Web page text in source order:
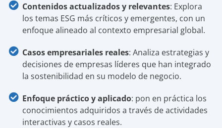
Contenidos actualizados y relevantes: Explora
los temas ESG más críticos y emergentes, con un
enfoque alineado al contexto empresarial global.
Casos empresariales reales: Analiza estrategias y
decisiones de empresas líderes que han integrado
la sostenibilidad en su modelo de negocio.
Enfoque práctico y aplicado: pon en práctica los
conocimientos adquiridos a través de actividades
interactivas y casos reales.